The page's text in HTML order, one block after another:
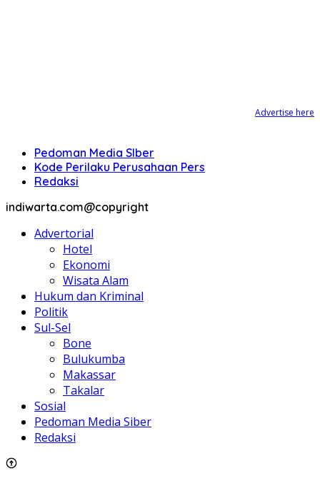
Advertise here
Pedoman Media SIber
Kode Perilaku Perusahaan Pers
Redaksi
indiwarta.com@copyright
Advertorial
Hotel
Ekonomi
Wisata Alam
Hukum dan Kriminal
Politik
Sul-Sel
Bone
Bulukumba
Makassar
Takalar
Sosial
Pedoman Media Siber
Redaksi